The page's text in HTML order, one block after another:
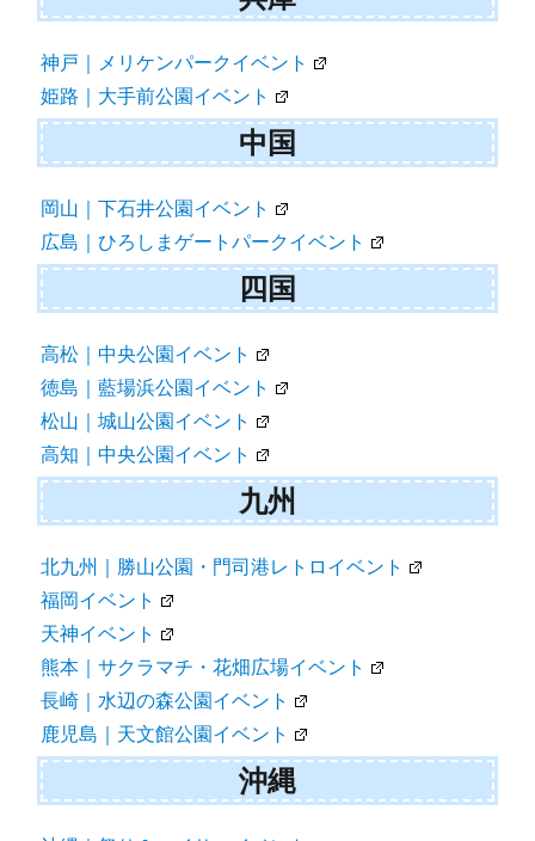
神戸｜メリケンパークイベント
姫路｜大手前公園イベント
中国
岡山｜下石井公園イベント
広島｜ひろしまゲートパークイベント
四国
高松｜中央公園イベント
徳島｜藍場浜公園イベント
松山｜城山公園イベント
高知｜中央公園イベント
九州
北九州｜勝山公園・門司港レトロイベント
福岡イベント
天神イベント
熊本｜サクラマチ・花畑広場イベント
長崎｜水辺の森公園イベント
鹿児島｜天文館公園イベント
沖縄